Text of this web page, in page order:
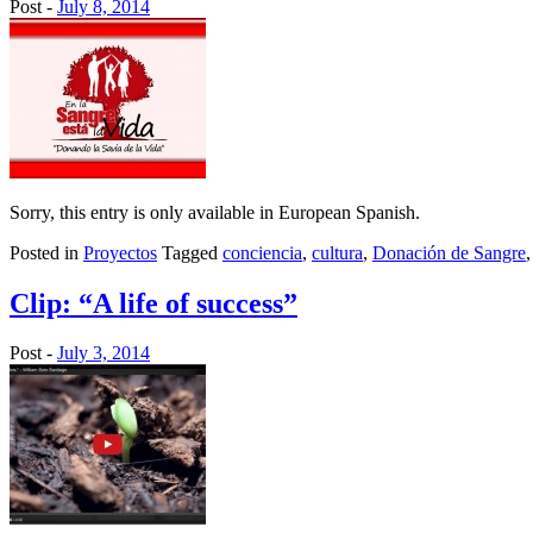
Post - July 8, 2014
Sorry, this entry is only available in European Spanish.
Posted in Proyectos Tagged conciencia, cultura, Donación de Sangre,
Clip: “A life of success”
Post - July 3, 2014